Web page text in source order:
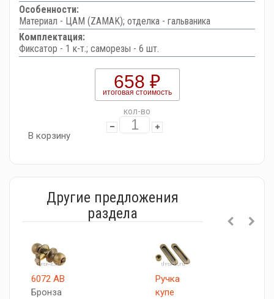
Особенности:
Материал - ЦАМ (ZAMAK); отделка - гальваника
Комплектация:
Фиксатор - 1 к-т.; саморезы - 6 шт.
658 ₽
итоговая стоимость
кол-во
В корзину
Другие предложения
раздела
6072 AB
Бронза
Ручка
купе